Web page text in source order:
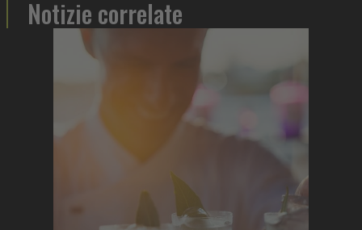
Notizie correlate